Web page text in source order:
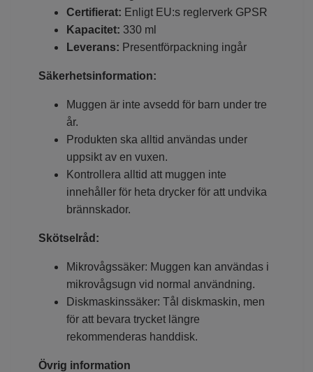
Certifierat: Enligt EU:s reglerverk GPSR
Kapacitet: 330 ml
Leverans: Presentförpackning ingår
Säkerhetsinformation:
Muggen är inte avsedd för barn under tre
år.
Produkten ska alltid användas under
uppsikt av en vuxen.
Kontrollera alltid att muggen inte
innehåller för heta drycker för att undvika
brännskador.
Skötselråd:
Mikrovågssäker: Muggen kan användas i
mikrovågsugn vid normal användning.
Diskmaskinssäker: Tål diskmaskin, men
för att bevara trycket längre
rekommenderas handdisk.
Övrig information